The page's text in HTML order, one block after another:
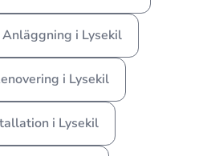
i Lysekil
i Lysekil
i Lysekil